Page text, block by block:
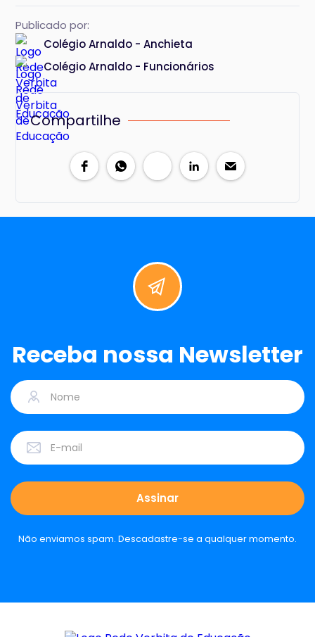
Publicado por:
Colégio Arnaldo - Anchieta
Colégio Arnaldo - Funcionários
Compartilhe
Receba nossa Newsletter
Não enviamos spam. Descadastre-se a qualquer momento.